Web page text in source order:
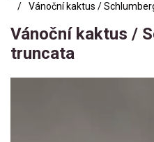
Vánoční kaktus /
Vánoční kaktus /
truncata